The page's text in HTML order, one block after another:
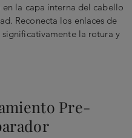
la capa interna del cabello
Reconecta los enlaces de
la rotura y
Pre-